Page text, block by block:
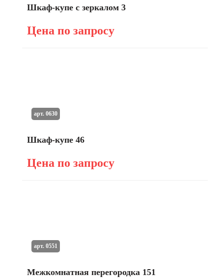
Шкаф-купе с зеркалом 3
Цена по запросу
Шкаф-купе 46
Цена по запросу
арт. 0630
Межкомнатная перегородка 151
арт. 0551